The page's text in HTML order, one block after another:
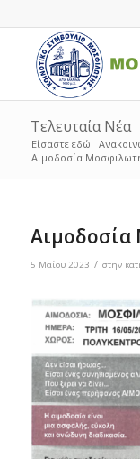
Τελευταία Νέα
Είσαστε εδώ:
Αιμοδοσία
5 Μαΐου 2023 / στην